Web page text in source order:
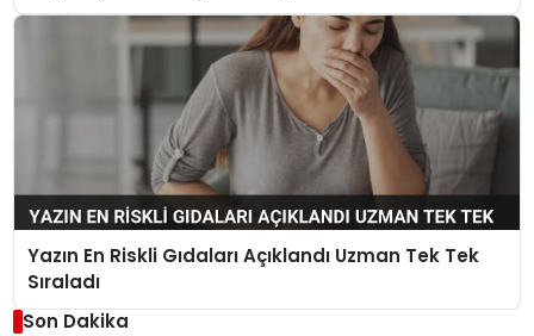
Yazın En Riskli Gıdaları Açıklandı Uzman Tek Tek
Sıraladı
Son Dakika